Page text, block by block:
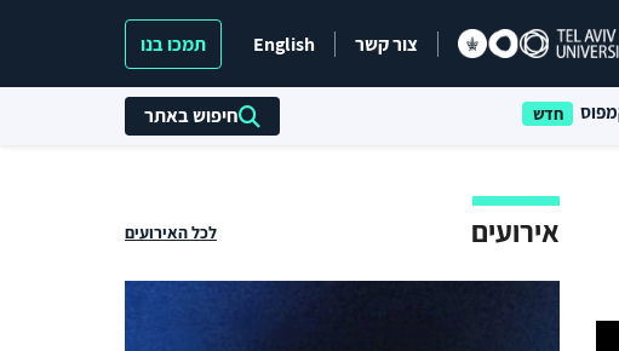
צור קשר English תמכו בנו
חיפוש באתר
אירועים לכל האירועים